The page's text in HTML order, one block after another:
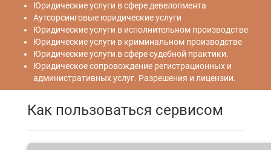
Юридические услуги в сфере девелопмента
Аутсорсинговые юридические услуги
Юридические услуги в исполнительном производстве
Юридические услуги в криминальном производстве
Юридические услуги в сфере судебной практики.
Юридическое сопровождение регистрационных и
административных услуг. Разрешения и лицензии.
Как пользоваться сервисом